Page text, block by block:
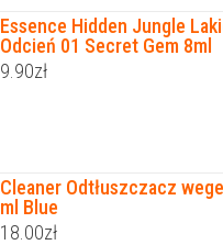
Essence Hidden Jungle
Odcień 01 Secret Gem 8ml
9.90zł
Cleaner Odtłuszczacz
ml Blue
18.00zł